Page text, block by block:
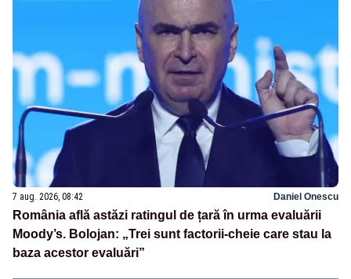
7 aug. 2026, 08:42 Daniel Onescu
România află astăzi ratingul de țară în urma evaluării
Moody’s. Bolojan: „Trei sunt factorii-cheie care stau la
baza acestor evaluări”